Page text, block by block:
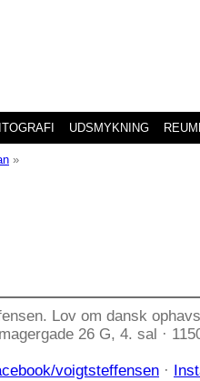
UDSMYKNING
»
Lov om dansk
26 G, 4. sal ·
voigtsteffensen ·